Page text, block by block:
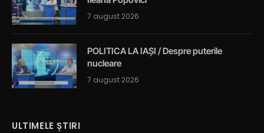
7 august 2026
POLITICA LA IAȘI / Despre puterile
nucleare
7 august 2026
ULTIMELE ȘTIRI